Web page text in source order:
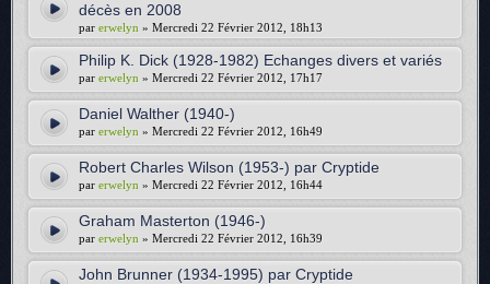
décès en 2008
par erwelyn » Mercredi 22 Février 2012, 18h13
Philip K. Dick (1928-1982) Echanges divers et variés
par erwelyn » Mercredi 22 Février 2012, 17h17
Daniel Walther (1940-)
par erwelyn » Mercredi 22 Février 2012, 16h49
Robert Charles Wilson (1953-) par Cryptide
par erwelyn » Mercredi 22 Février 2012, 16h44
Graham Masterton (1946-)
par erwelyn » Mercredi 22 Février 2012, 16h39
John Brunner (1934-1995) par Cryptide